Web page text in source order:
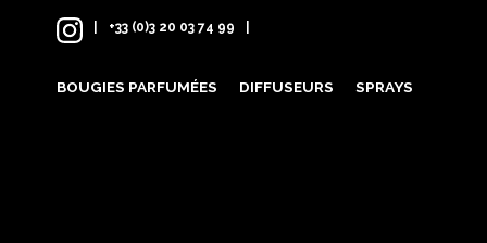
+33 (0)3 20 03 74 99
BOUGIES PARFUMÉES DIFFUSEURS SPRAYS